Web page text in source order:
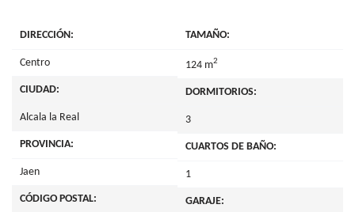
DIRECCIÓN:
Centro
CIUDAD:
Alcala la Real
PROVINCIA:
Jaen
CÓDIGO POSTAL:
TAMAÑO:
124 m2
DORMITORIOS:
3
CUARTOS DE BAÑO:
1
GARAJE: